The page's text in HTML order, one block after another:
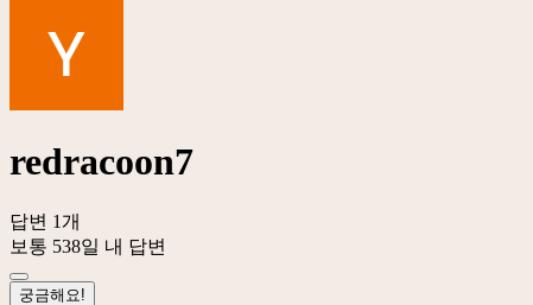
redracoon7
답변 1개
보통 538일 내 답변
궁금해요!